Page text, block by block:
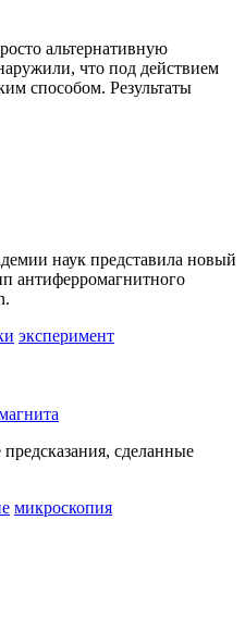
альтернативную
что под действием
способом. Результаты
наук представила новый
антиферромагнитного
эксперимент
сделанные
микроскопия